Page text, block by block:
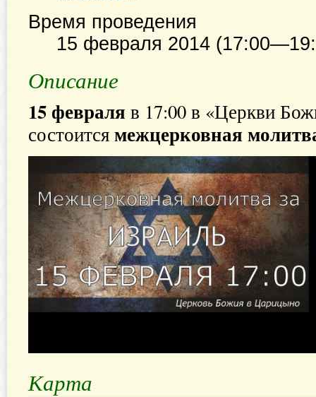
Время проведения
15 февраля 2014
Описание
15 февраля в 17:00 в «Церкви
состоитсямежцерковная
Карта